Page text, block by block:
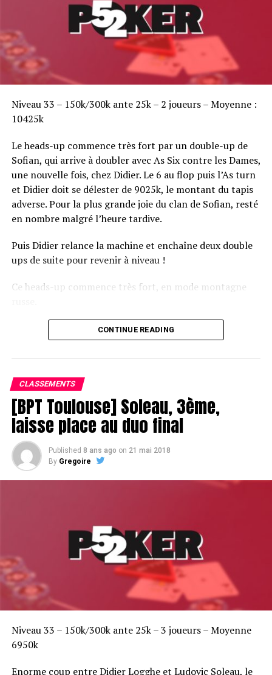
Niveau 33 – 150k/300k ante 25k – 2 joueurs – Moyenne :
10425k
Le heads-up commence très fort par un double-up de
Sofian, qui arrive à doubler avec As Six contre les Dames,
une nouvelle fois, chez Didier. Le 6 au flop puis l’As turn
et Didier doit se délester de 9025k, le montant du tapis
adverse. Pour la plus grande joie du clan de Sofian, resté
en nombre malgré l’heure tardive.
Puis Didier relance la machine et enchaîne deux double
ups de suite pour revenir à niveau !
Ce heads-up commence très fort, en mode montagne
Le champagne va réchauffer si les deux finalistes ne se décident pas !
CONTINUE READING
CLASSEMENTS
[BPT Toulouse] Soleau, 3ème,
laisse place au duo final
Published 8 ans ago on 21 mai 2018
By Gregoire
Niveau 33 – 150k/300k ante 25k – 3 joueurs – Moyenne
6950k
Enorme coup entre Didier Logghe et Ludovic Soleau, le